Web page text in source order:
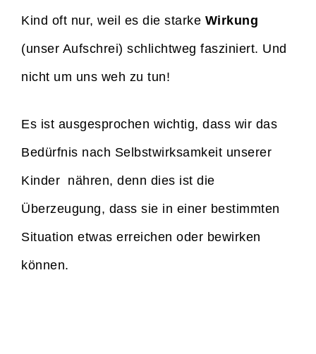
Kind oft nur, weil es die starke Wirkung
(unser Aufschrei) schlichtweg fasziniert. Und
nicht um uns weh zu tun!
Es ist ausgesprochen wichtig, dass wir das
Bedürfnis nach Selbstwirksamkeit unserer
Kinder nähren, denn dies ist die
Überzeugung, dass sie in einer bestimmten
Situation etwas erreichen oder bewirken
können.